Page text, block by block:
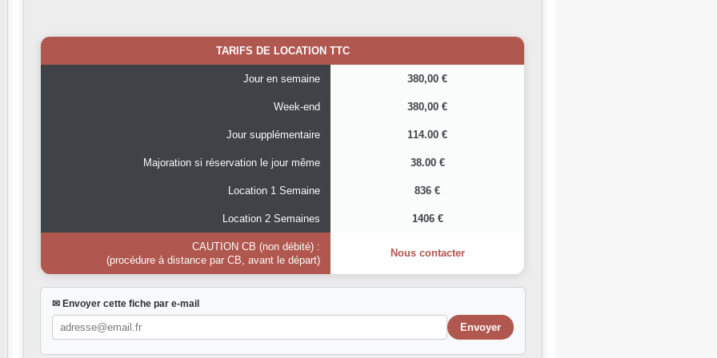
TARIFS DE LOCATION TTC
Jour en semaine 380,00 €
Week-end 380,00 €
Jour supplémentaire 114.00 €
Majoration si réservation le jour même 38.00 €
Location 1 Semaine 836 €
Location 2 Semaines 1406 €
CAUTION CB (non débité) :
(procédure à distance par CB, avant le départ)
Nous contacter
✉ Envoyer cette fiche par e-mail